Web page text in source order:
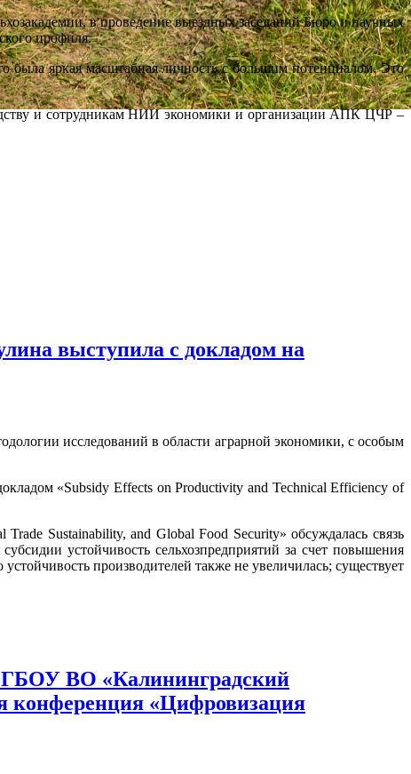
в проведение выездных заседаний Бюро и научных
профиля.
яркая масштабная личность с большим потенциалом. Это
и сотрудникам НИИ экономики и организации АПК ЦЧР –
выступила с докладом на
исследований в области аграрной экономики, с особым
«Subsidy Effects on Productivity and Technical Efficiency of
Sustainability, and Global Food Security» обсуждалась связь
устойчивость сельхозпредприятий за счет повышения
производителей также не увеличилась; существует
ВО «Калининградский
конференция «Цифровизация